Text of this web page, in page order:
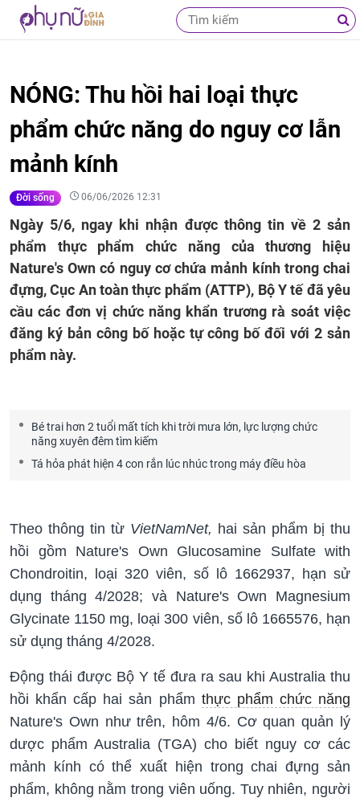
NÓNG: Thu hồi hai loại thực
phẩm chức năng do nguy cơ lẫn
mảnh kính
Đời sống 06/06/2026 12:31
Ngày 5/6, ngay khi nhận được thông tin về 2 sản
phẩm thực phẩm chức năng của thương hiệu
Nature's Own có nguy cơ chứa mảnh kính trong chai
đựng, Cục An toàn thực phẩm (ATTP), Bộ Y tế đã yêu
cầu các đơn vị chức năng khẩn trương rà soát việc
đăng ký bản công bố hoặc tự công bố đối với 2 sản
phẩm này.
Bé trai hơn 2 tuổi mất tích khi trời mưa lớn, lực lượng chức
năng xuyên đêm tìm kiếm
Tá hỏa phát hiện 4 con rắn lúc nhúc trong máy điều hòa
Theo thông tin từ VietNamNet, hai sản phẩm bị thu
hồi gồm Nature's Own Glucosamine Sulfate with
Chondroitin, loại 320 viên, số lô 1662937, hạn sử
dụng tháng 4/2028; và Nature's Own Magnesium
Glycinate 1150 mg, loại 300 viên, số lô 1665576, hạn
sử dụng tháng 4/2028.
Động thái được Bộ Y tế đưa ra sau khi Australia thu
hồi khẩn cấp hai sản phẩm thực phẩm chức năng
Nature's Own như trên, hôm 4/6. Cơ quan quản lý
dược phẩm Australia (TGA) cho biết nguy cơ các
mảnh kính có thể xuất hiện trong chai đựng sản
phẩm, không nằm trong viên uống. Tuy nhiên, người